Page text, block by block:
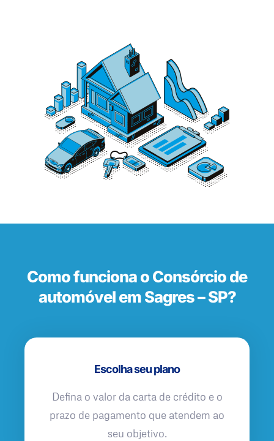
Como funciona o Consórcio de
automóvel em Sagres – SP?
Escolha seu plano
Defina o valor da carta de crédito e o
prazo de pagamento que atendem ao
seu objetivo.